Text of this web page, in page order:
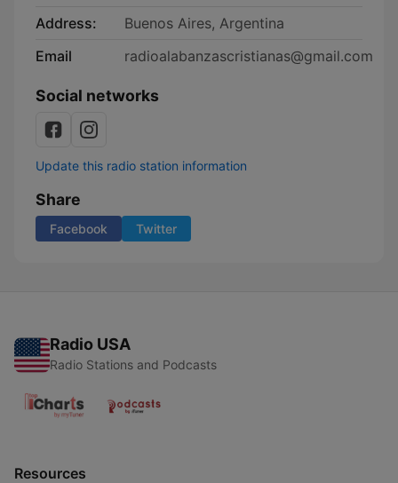
Address:
Buenos Aires, Argentina
Email
radioalabanzascristianas@gmail.com
Social networks
Update this radio station information
Share
Facebook Twitter
Radio USA
Radio Stations and Podcasts
Resources